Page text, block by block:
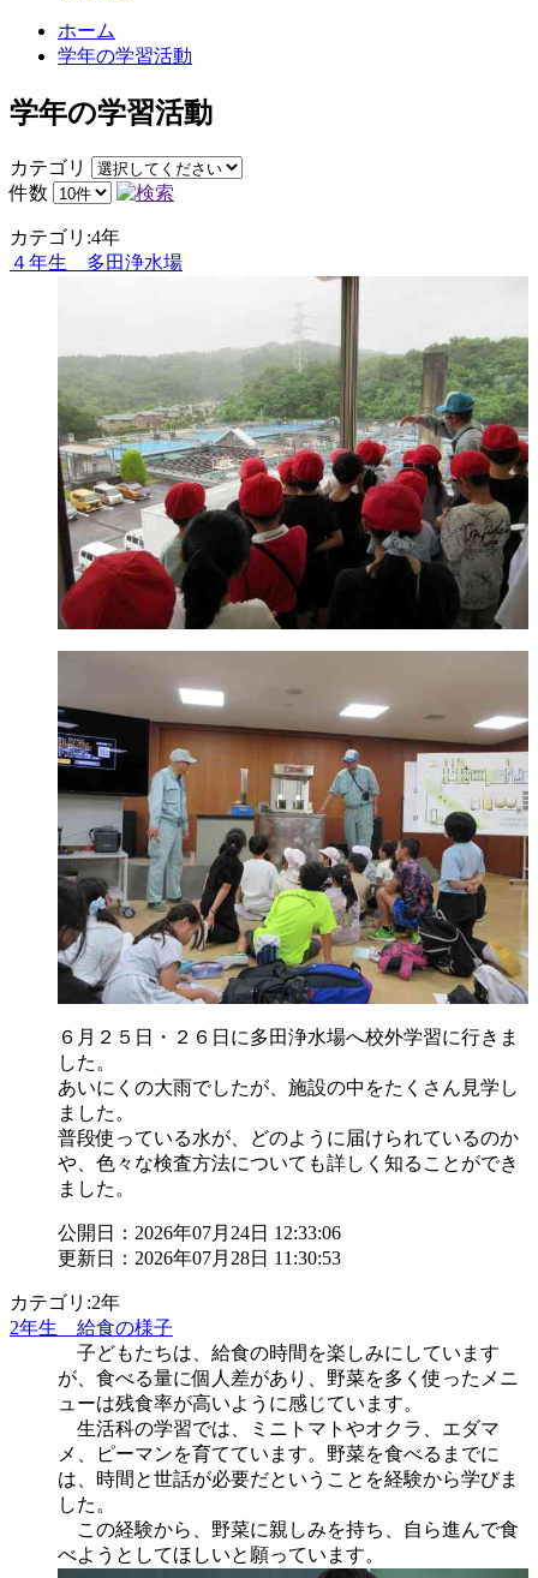
ホーム
学年の学習活動
学年の学習活動
カテゴリ
件数
カテゴリ:4年
４年生 多田浄水場
６月２５日・２６日に多田浄水場へ校外学習に行きま
した。
あいにくの大雨でしたが、施設の中をたくさん見学し
ました。
普段使っている水が、どのように届けられているのか
や、色々な検査方法についても詳しく知ることができ
ました。
公開日：2026年07月24日 12:33:06
更新日：2026年07月28日 11:30:53
カテゴリ:2年
2年生 給食の様子
子どもたちは、給食の時間を楽しみにしています
が、食べる量に個人差があり、野菜を多く使ったメニ
ューは残食率が高いように感じています。
生活科の学習では、ミニトマトやオクラ、エダマ
メ、ピーマンを育てています。野菜を食べるまでに
は、時間と世話が必要だということを経験から学びま
した。
この経験から、野菜に親しみを持ち、自ら進んで食
べようとしてほしいと願っています。